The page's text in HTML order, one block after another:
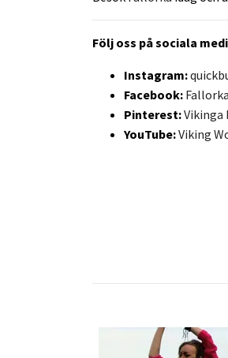
Följ oss på sociala
Instagram:
Facebook: Fallorka
Pinterest:
YouTube:Viking